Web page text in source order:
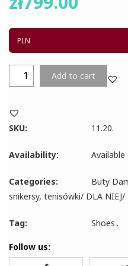
Add to cart
SKU: 11.20.
Availability:
Categories: Buty
snikersy, tenisówki/ DLA NIEJ/
Tag: Shoes .
Follow us: